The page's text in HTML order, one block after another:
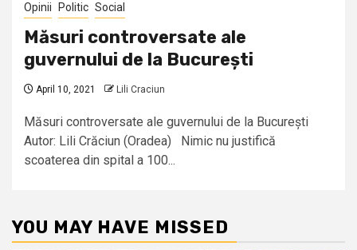
Opinii Politic Social
Măsuri controversate ale
guvernului de la București
April 10, 2021 Lili Craciun
Măsuri controversate ale guvernului de la București
Autor: Lili Crăciun (Oradea) Nimic nu justifică
scoaterea din spital a 100...
YOU MAY HAVE MISSED